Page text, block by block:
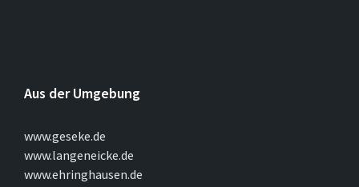
Aus der Umgebung
www.geseke.de
www.langeneicke.de
www.ehringhausen.de